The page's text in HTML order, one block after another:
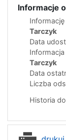
Informacje
Tarczyk
Data
Tarczyk
Data
Liczba
Historia